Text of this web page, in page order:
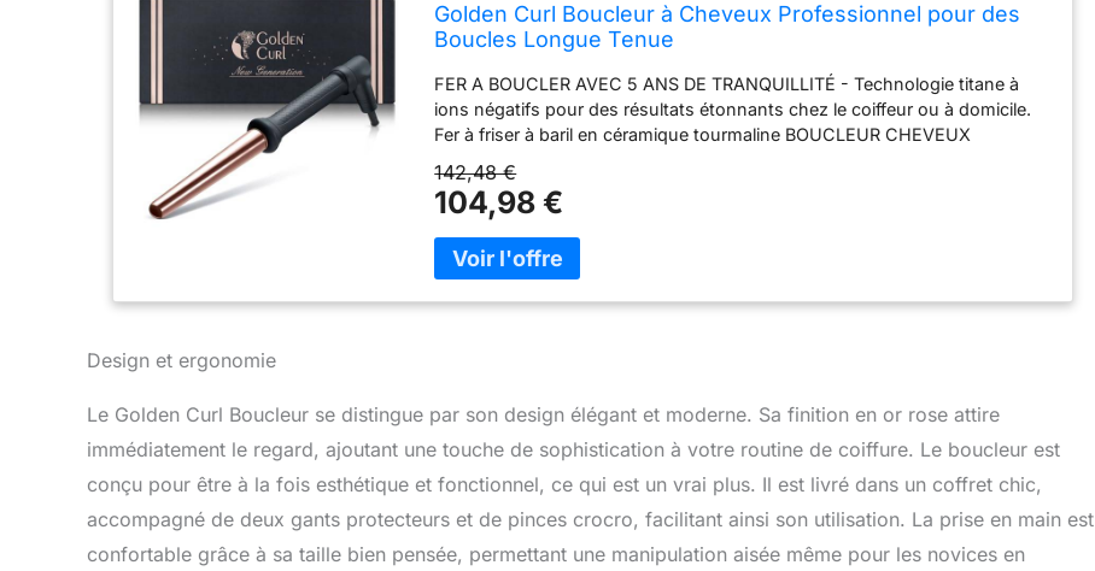
Golden Curl Boucleur à Cheveux Professionnel pour des
Boucles Longue Tenue
FER A BOUCLER AVEC 5 ANS DE TRANQUILLITÉ - Technologie titane à
ions négatifs pour des résultats étonnants chez le coiffeur ou à domicile.
Fer à friser à baril en céramique tourmaline BOUCLEUR CHEVEUX
ondulées wavy et curly. Pour onduler et créer plusieurs styles bouclés ou
des vagues impressionantes CHAUFFAGE RAPIDE EN QUELQUES
SECONDES - Fer a friser hair curler conique avec plage de chaleur jusqu'à
200 degrés Celsius. Fer a vague volumateur capillaire pour des grosses ou
moyennes boucles FER CURLING IRON ERGONOMIQUE TESTÉ &
CERTIFIÉ - Produit pour boucler en cône. Certifications GS, RoHS, CE.
raides, longs ou courts. Le coffret contient un gant et deux clips
142,48 €
104,98 €
Design et ergonomie
Le Golden Curl Boucleur se distingue par son design élégant et moderne. Sa finition en or rose attire
immédiatement le regard, ajoutant une touche de sophistication à votre routine de coiffure. Le boucleur est
conçu pour être à la fois esthétique et fonctionnel, ce qui est un vrai plus. Il est livré dans un coffret chic,
accompagné de deux gants protecteurs et de pinces crocro, facilitant ainsi son utilisation. La prise en main est
confortable grâce à sa taille bien pensée, permettant une manipulation aisée même pour les novices en